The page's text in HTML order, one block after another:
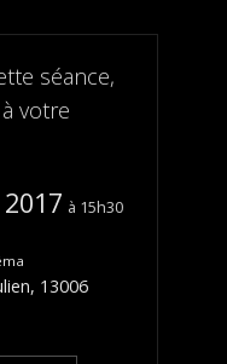
séance,
votre
15h30
13006